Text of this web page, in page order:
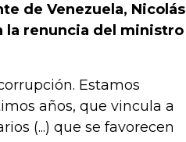
de Venezuela, Nicolás
la renuncia del ministro
Estamos
años, que vincula a
(...) que se favorecen